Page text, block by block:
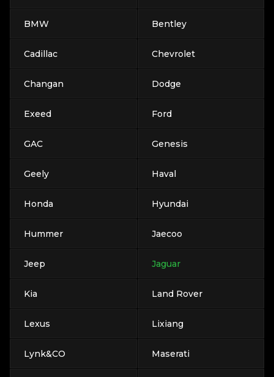
BMW Bentley
Cadillac Chevrolet
Changan Dodge
Exeed Ford
GAC Genesis
Geely Haval
Honda Hyundai
Hummer Jaecoo
Jeep Jaguar
Kia Land Rover
Lexus Lixiang
Lynk&CO Maserati